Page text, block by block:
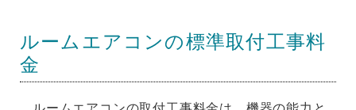
ルームエアコンの標準取付工事料
金